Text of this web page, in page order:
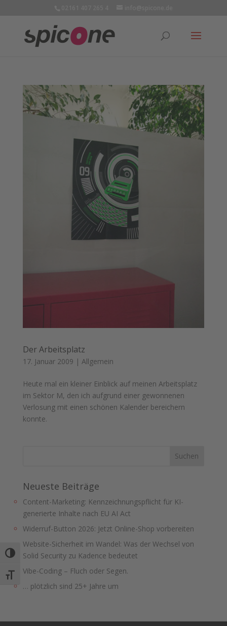
Umschalten auf hohe Kontraste
Schrift vergrößern
Der Arbeitsplatz
17. Januar 2009 | Allgemein
Heute mal ein kleiner Einblick auf meinen Arbeitsplatz
im Sektor M, den ich aufgrund einer gewonnenen
Verlosung mit einen schönen Kalender bereichern
konnte.
Neueste Beiträge
Content-Marketing: Kennzeichnungspflicht für KI-
generierte Inhalte nach EU AI Act
Widerruf-Button 2026: Jetzt Online-Shop vorbereiten
Website-Sicherheit im Wandel: Was der Wechsel von
Solid Security zu Kadence bedeutet
Vibe-Coding – Fluch oder Segen.
… plötzlich sind 25+ Jahre um